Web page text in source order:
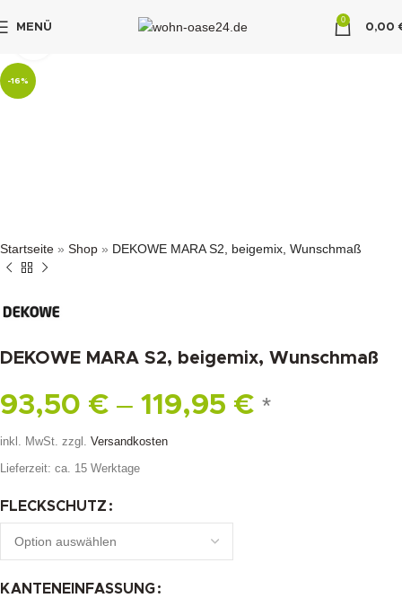
MENÜ
0
0,00
-16%
Startseite » Shop » DEKOWE MARA S2, beigemix, Wunschmaß
DEKOWE MARA S2, beigemix, Wunschmaß
93,50 € – 119,95 € *
inkl. MwSt. zzgl. Versandkosten
Lieferzeit: ca. 15 Werktage
FLECKSCHUTZ
KANTENEINFASSUNG